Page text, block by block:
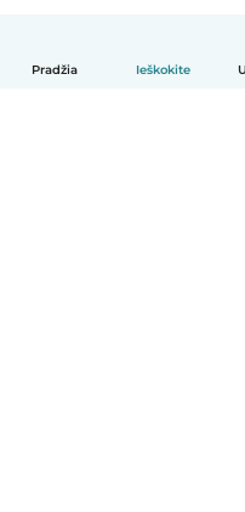
Pradžia Ieškokite